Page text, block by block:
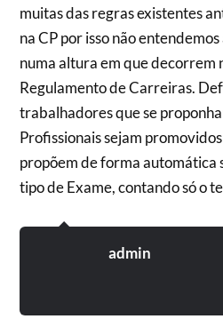
muitas das regras existentes
na CP por isso não
numa altura em que decorrem
Regulamento de Carreiras.
trabalhadores que se
Profissionais sejam
propõem de forma automática
tipo de Exame, contando só o
admin